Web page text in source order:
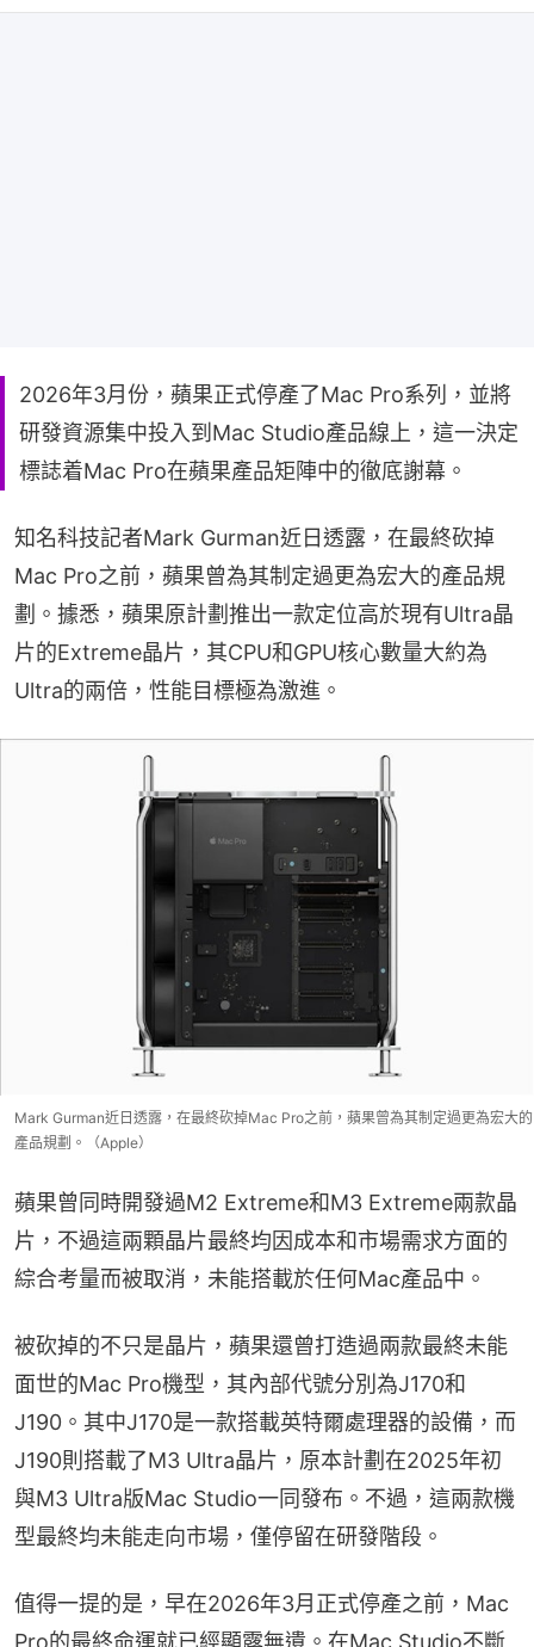
2026年3月份，蘋果正式停產了Mac Pro系列，並將
研發資源集中投入到Mac Studio產品線上，這一決定
標誌着Mac Pro在蘋果產品矩陣中的徹底謝幕。
知名科技記者Mark Gurman近日透露，在最終砍掉
Mac Pro之前，蘋果曾為其制定過更為宏大的產品規
劃。據悉，蘋果原計劃推出一款定位高於現有Ultra晶
片的Extreme晶片，其CPU和GPU核心數量大約為
Ultra的兩倍，性能目標極為激進。
Mark Gurman近日透露，在最終砍掉Mac Pro之前，蘋果曾為其制定過更為宏大的
產品規劃。（Apple）
蘋果曾同時開發過M2 Extreme和M3 Extreme兩款晶
片，不過這兩顆晶片最終均因成本和市場需求方面的
綜合考量而被取消，未能搭載於任何Mac產品中。
被砍掉的不只是晶片，蘋果還曾打造過兩款最終未能
面世的Mac Pro機型，其內部代號分別為J170和
J190。其中J170是一款搭載英特爾處理器的設備，而
J190則搭載了M3 Ultra晶片，原本計劃在2025年初
與M3 Ultra版Mac Studio一同發布。不過，這兩款機
型最終均未能走向市場，僅停留在研發階段。
值得一提的是，早在2026年3月正式停產之前，Mac
Pro的最終命運就已經顯露無遺。在Mac Studio不斷